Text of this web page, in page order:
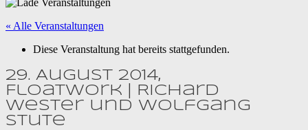
« Alle Veranstaltungen
Diese Veranstaltung hat bereits stattgefunden.
29. August 2014,
Floatwork | Richard
Wester und Wolfgang
Stute